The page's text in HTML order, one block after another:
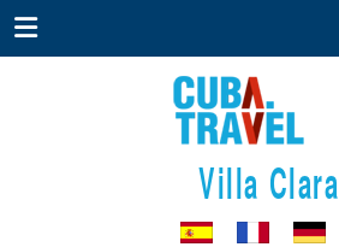
Villa Clara